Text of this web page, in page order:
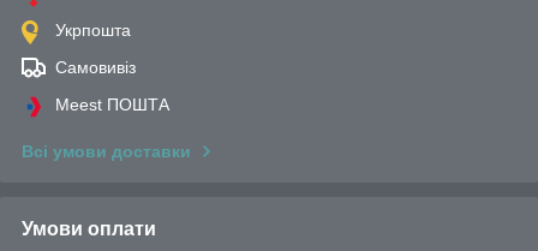
Укрпошта
Самовивіз
Meest ПОШТА
Всі умови доставки
Умови оплати